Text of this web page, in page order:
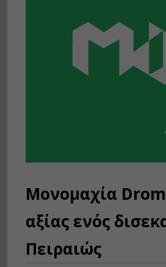
Μονομαχία
αξίας ενός
Πειραιώς